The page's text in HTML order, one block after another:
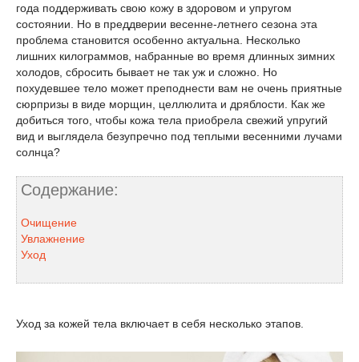
года поддерживать свою кожу в здоровом и упругом
состоянии. Но в преддверии весенне-летнего сезона эта
проблема становится особенно актуальна. Несколько
лишних килограммов, набранные во время длинных зимних
холодов, сбросить бывает не так уж и сложно. Но
похудевшее тело может преподнести вам не очень приятные
сюрпризы в виде морщин, целлюлита и дряблости. Как же
добиться того, чтобы кожа тела приобрела свежий упругий
вид и выглядела безупречно под теплыми весенними лучами
солнца?
Содержание:
Очищение
Увлажнение
Уход
Уход за кожей тела включает в себя несколько этапов.